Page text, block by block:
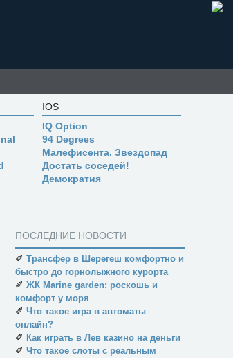
IOS
IQ Option
94 Degrees
Малефисента. Звездопад
Достать соседей!
Демократия
ПОСЛЕДНИЕ НОВОСТИ
✐ Трансфер в Шерегеш комфортно и
быстро до горнолыжного курорта
✐ ЖК Marine garden: роскошь и
комфорт у моря
✐ Что такое игра в автоматы
онлайн?
✐ Как играть в Лев казино на деньги
✐ Что такое слоты с реальным